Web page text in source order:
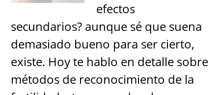
efectos
secundarios? aunque sé que suena
demasiado bueno para ser cierto,
existe. Hoy te hablo en detalle sobre
métodos de reconocimiento de la